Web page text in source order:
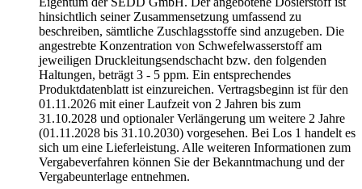
hinsichtlich seiner Zusammensetzung umfassend zu
beschreiben, sämtliche Zuschlagsstoffe sind anzugeben. Die
angestrebte Konzentration von Schwefelwasserstoff am
jeweiligen Druckleitungsendschacht bzw. den folgenden
Haltungen, beträgt 3 - 5 ppm. Ein entsprechendes
Produktdatenblatt ist einzureichen. Vertragsbeginn ist für den
01.11.2026 mit einer Laufzeit von 2 Jahren bis zum
31.10.2028 und optionaler Verlängerung um weitere 2 Jahre
(01.11.2028 bis 31.10.2030) vorgesehen. Bei Los 1 handelt es
sich um eine Lieferleistung. Alle weiteren Informationen zum
Vergabeverfahren können Sie der Bekanntmachung und der
Vergabeunterlage entnehmen.